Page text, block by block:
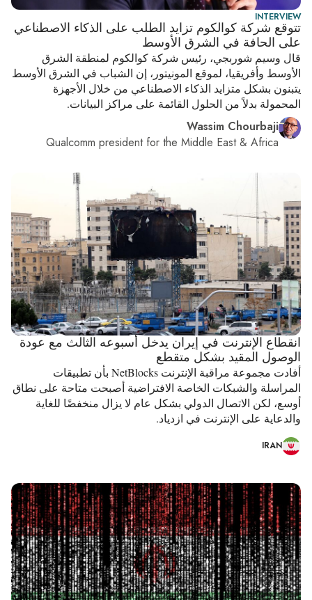
INTERVIEW
تتوقع شركة كوالكوم تزايد الطلب على الذكاء الاصطناعي
على الحافة في الشرق الأوسط
قال وسيم شوربجي، رئيس شركة كوالكوم لمنطقة الشرق
الأوسط وأفريقيا، لموقع المونيتور، إن الشباب في الشرق الأوسط
يتبنون بشكل متزايد الذكاء الاصطناعي من خلال الأجهزة
المحمولة بدلاً من الحلول القائمة على مراكز البيانات.
Wassim Chourbaji
Qualcomm president for the Middle East & Africa
انقطاع الإنترنت في إيران يدخل أسبوعه الثالث مع عودة
الوصول المقيد بشكل متقطع
أفادت مجموعة مراقبة الإنترنت NetBlocks بأن تطبيقات
المراسلة والشبكات الخاصة الافتراضية أصبحت متاحة على نطاق
أوسع، لكن الاتصال الدولي بشكل عام لا يزال منخفضًا للغاية
والدعاية على الإنترنت في ازدياد.
IRAN